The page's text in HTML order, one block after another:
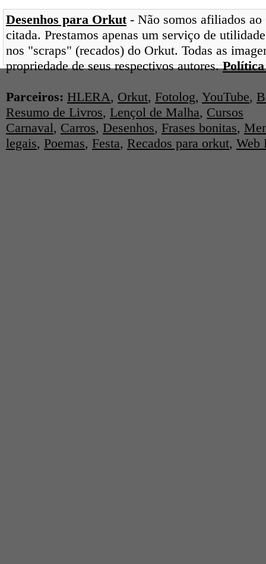
Desenhos para Orkut- Não somos afiliados
citada. Prestamos apenas um serviço de
nos "scraps" (recados) do Orkut. Todas as
propriedade de seus respectivos autores.
Parceiros: HLERA, Orkut, Fotolog, YouTube,
Resumo de Livros, Lençol de Malha, Cursos
Carnaval, Carros, Desenhos, Frases bonitas,
legais, Poemas, Festa, Recados para orkut, Web